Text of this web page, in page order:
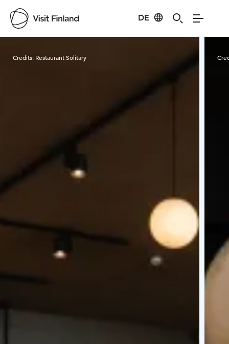
DE
Credits: Restaurant Solitary